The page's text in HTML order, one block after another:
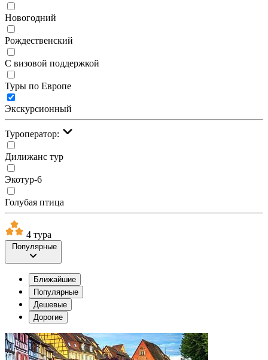
Новогодний
Рождественский
С визовой поддержкой
Туры по Европе
Экскурсионный
Туроператор:
Дилижанс тур
Экотур-6
Голубая птица
4 тура
Популярные
Ближайшие
Популярные
Дешевые
Дорогие